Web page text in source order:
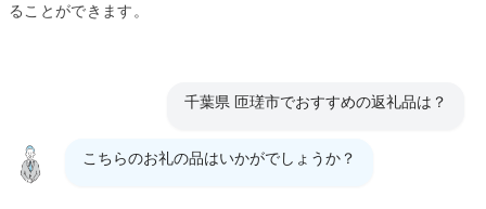
ることができます。
千葉県 匝瑳市でおすすめの返礼品は？
こちらのお礼の品はいかがでしょうか？